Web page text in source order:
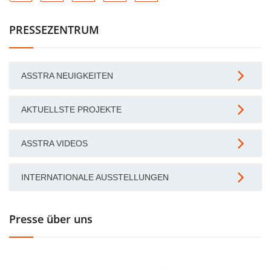
PRESSEZENTRUM
ASSTRA NEUIGKEITEN
AKTUELLSTE PROJEKTE
ASSTRA VIDEOS
INTERNATIONALE AUSSTELLUNGEN
Presse über uns